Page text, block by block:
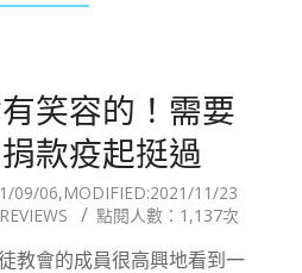
笑容的！需要
款疫起挺過
09/06,MODIFIED:2021/11/23
點閱人數：1,137次
教會的成員很高興地看到一